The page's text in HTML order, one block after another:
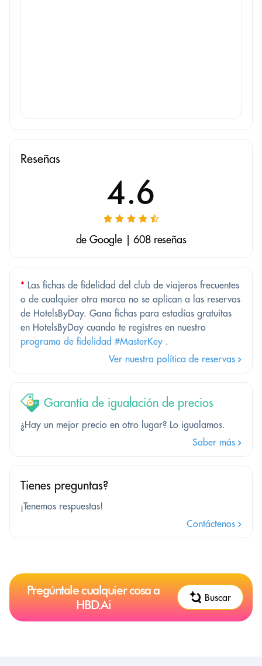
Reseñas
4.6
de Google | 608 reseñas
* Las fichas de fidelidad del club de viajeros frecuentes
o de cualquier otra marca no se aplican a las reservas
de HotelsByDay. Gana fichas para estadías gratuitas
en HotelsByDay cuando te registres en nuestro
programa de fidelidad #MasterKey .
Ver nuestra política de reservas
Garantía de igualación de precios
¿Hay un mejor precio en otro lugar? Lo igualamos.
Saber más
Tienes preguntas?
¡Tenemos respuestas!
Contáctenos
Pregúntale cualquier cosa a
HBD.Ai
Buscar